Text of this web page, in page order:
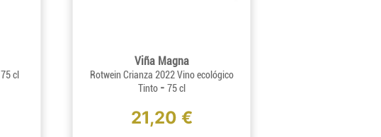
75 cl
Viña Magna
Rotwein Crianza 2022 Vino ecológico
Tinto - 75 cl
21,20 €